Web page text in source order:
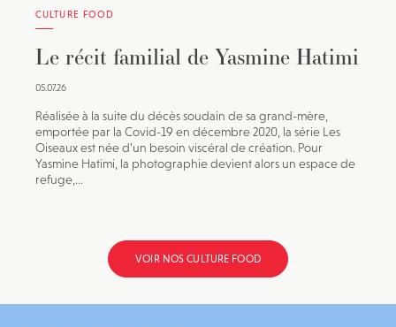
CULTURE FOOD
Le récit familial de Yasmine Hatimi
05.07.26
Réalisée à la suite du décès soudain de sa grand-mère,
emportée par la Covid-19 en décembre 2020, la série Les
Oiseaux est née d’un besoin viscéral de création. Pour
Yasmine Hatimi, la photographie devient alors un espace de
refuge,...
VOIR NOS CULTURE FOOD